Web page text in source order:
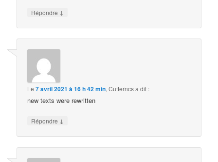
Répondre ↓
Le7 avril 2021 à 16 h 42 min,Cutterncsa dit :
new texts were rewritten
Répondre ↓